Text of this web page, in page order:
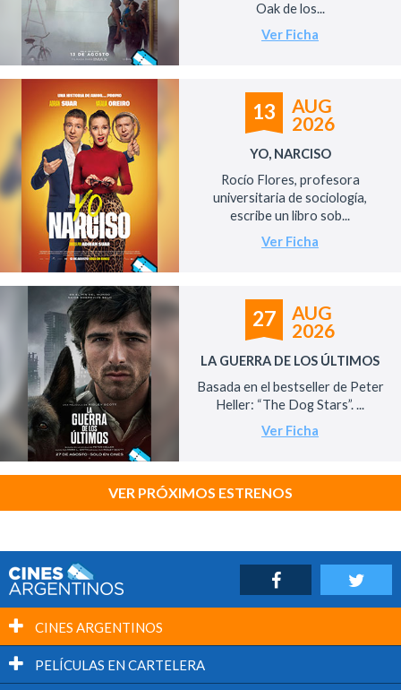
Oak de los...
Ver Ficha
13
AUG
2026
YO, NARCISO
Rocío Flores, profesora
universitaria de sociología,
escribe un libro sob...
Ver Ficha
27
AUG
2026
LA GUERRA DE LOS ÚLTIMOS
Basada en el bestseller de Peter
Heller: “The Dog Stars”. ...
Ver Ficha
VER PRÓXIMOS ESTRENOS
CINES ARGENTINOS
PELÍCULAS EN CARTELERA